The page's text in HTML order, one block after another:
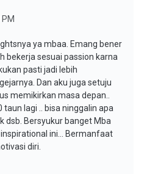
ya mbaa. Emang bener
bekerja sesuai passion karna
pasti jadi lebih
Dan aku juga setuju
memikirkan masa depan..
lagi .. bisa ninggalin apa
dsb. Bersyukur banget Mba
ini... Bermanfaat
diri.